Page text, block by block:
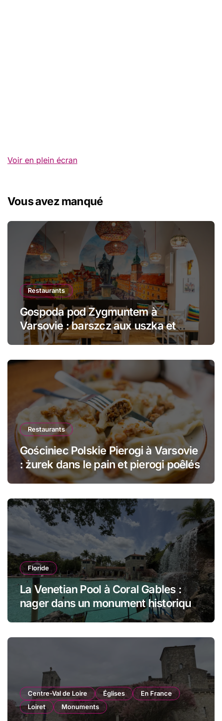
Voir en plein écran
Vous avez manqué
Restaurants
Gospoda pod Zygmuntem à
Varsovie : barszcz aux uszka et
pierogi face au Château Royal
Restaurants
Gościniec Polskie Pierogi à Varsovie
: żurek dans le pain et pierogi poêlés
Floride
La Venetian Pool à Coral Gables :
nager dans un monument historique
de Miami
Centre-Val de Loire Églises
En France
Loiret
Monuments